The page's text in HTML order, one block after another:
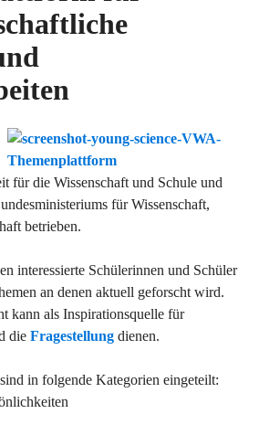
für die Wissenschaft und Schule und
für Wissenschaft,
betrieben.
interessierte Schülerinnen und Schüler
an denen aktuell geforscht wird.
kann als Inspirationsquelle für
die Fragestellung dienen.
in folgende Kategorien eingeteilt: